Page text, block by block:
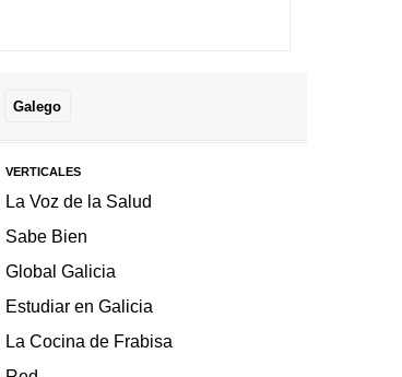
Galego
VERTICALES
La Voz de la Salud
Sabe Bien
Global Galicia
Estudiar en Galicia
La Cocina de Frabisa